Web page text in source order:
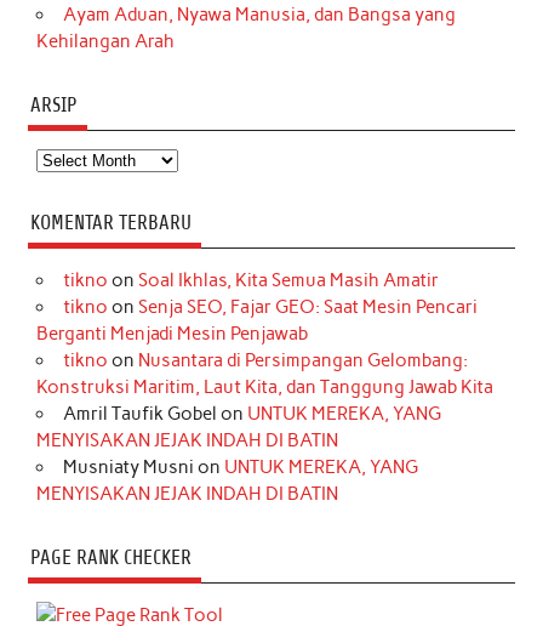
Ayam Aduan, Nyawa Manusia, dan Bangsa yang
Kehilangan Arah
ARSIP
Arsip
KOMENTAR TERBARU
tikno on Soal Ikhlas, Kita Semua Masih Amatir
tikno on Senja SEO, Fajar GEO: Saat Mesin Pencari
Berganti Menjadi Mesin Penjawab
tikno on Nusantara di Persimpangan Gelombang:
Konstruksi Maritim, Laut Kita, dan Tanggung Jawab Kita
Amril Taufik Gobel on UNTUK MEREKA, YANG
MENYISAKAN JEJAK INDAH DI BATIN
Musniaty Musni on UNTUK MEREKA, YANG
MENYISAKAN JEJAK INDAH DI BATIN
PAGE RANK CHECKER